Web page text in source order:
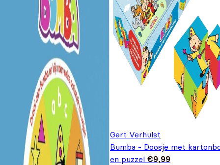
Gert Verhulst
Bumba - Doosje met
en puzzel €9,99